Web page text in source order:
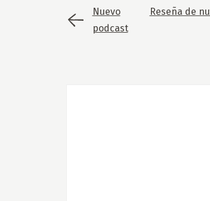
Nuevo
podcast
Reseña de